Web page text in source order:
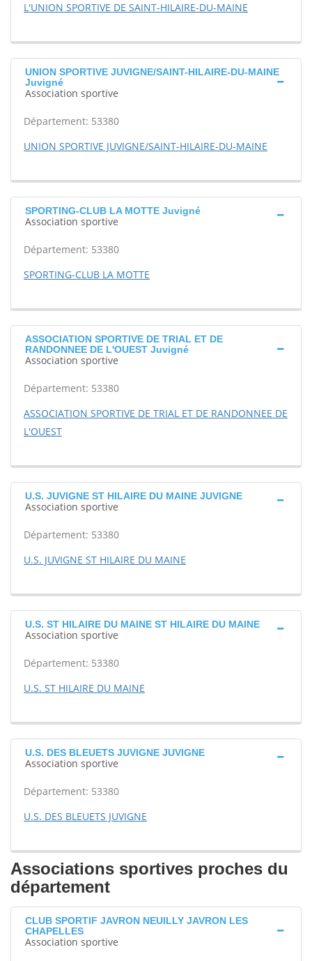
L'UNION SPORTIVE DE SAINT-HILAIRE-DU-MAINE
UNION SPORTIVE JUVIGNE/SAINT-HILAIRE-DU-MAINE
Juvigné
Association sportive
Département: 53380
UNION SPORTIVE JUVIGNE/SAINT-HILAIRE-DU-MAINE
SPORTING-CLUB LA MOTTE Juvigné
Association sportive
Département: 53380
SPORTING-CLUB LA MOTTE
ASSOCIATION SPORTIVE DE TRIAL ET DE
RANDONNEE DE L'OUEST Juvigné
Association sportive
Département: 53380
ASSOCIATION SPORTIVE DE TRIAL ET DE RANDONNEE DE
L'OUEST
U.S. JUVIGNE ST HILAIRE DU MAINE JUVIGNE
Association sportive
Département: 53380
U.S. JUVIGNE ST HILAIRE DU MAINE
U.S. ST HILAIRE DU MAINE ST HILAIRE DU MAINE
Association sportive
Département: 53380
U.S. ST HILAIRE DU MAINE
U.S. DES BLEUETS JUVIGNE JUVIGNE
Association sportive
Département: 53380
U.S. DES BLEUETS JUVIGNE
Associations sportives proches du
département
CLUB SPORTIF JAVRON NEUILLY JAVRON LES
CHAPELLES
Association sportive